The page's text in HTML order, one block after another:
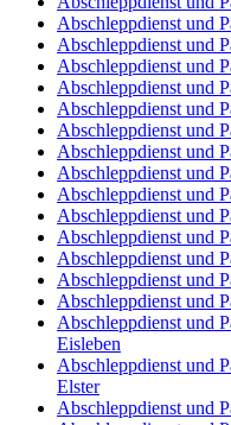
Abschleppdienst und
Abschleppdienst und
Abschleppdienst und
Abschleppdienst und
Abschleppdienst und
Abschleppdienst und
Abschleppdienst und
Abschleppdienst und
Abschleppdienst und
Abschleppdienst und
Abschleppdienst und
Abschleppdienst und
Abschleppdienst und
Abschleppdienst und
Abschleppdienst und
Eisleben
Abschleppdienst und
Elster
Abschleppdienst und